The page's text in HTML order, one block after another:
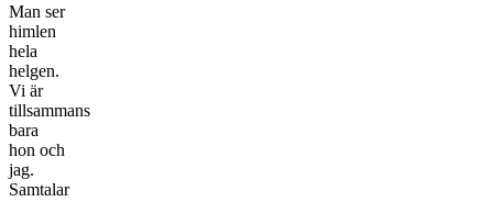
Man ser
himlen
hela
helgen.
Vi är
tillsammans
bara
hon och
jag.
Samtalar